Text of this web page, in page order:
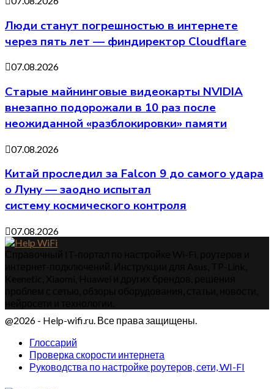
Люди станут погрешностью в интернете
через пять лет — финдиректор Cloudflare
07.08.2026
Старые майнинговые видеокарты NVIDIA
внезапно подорожали в 10 раз после
неожиданной «разблокировки» памяти
07.08.2026
Китай проследил за Falcon 9 до самого удара
о Луну — заодно испытал
систему космического контроля
07.08.2026
@2026 - Help-wifi.ru. Все права защищены.
Глоссарий
Проверка скорости интернета
Руководства по настройке роутеров, сети, WI-FI